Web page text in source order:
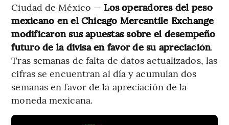
Ciudad de México — Los operadores del peso
mexicano en el Chicago Mercantile Exchange
modificaron sus apuestas sobre el desempeño
futuro de la divisa en favor de su apreciación.
Tras semanas de falta de datos actualizados, las
cifras se encuentran al día y acumulan dos
semanas en favor de la apreciación de la
moneda mexicana.